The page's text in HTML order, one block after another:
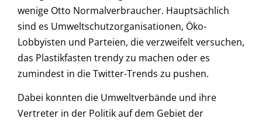
wenige Otto Normalverbraucher. Hauptsächlich
sind es Umweltschutzorganisationen, Öko-
Lobbyisten und Parteien, die verzweifelt versuchen,
das Plastikfasten trendy zu machen oder es
zumindest in die Twitter-Trends zu pushen.
Dabei konnten die Umweltverbände und ihre
Vertreter in der Politik auf dem Gebiet der